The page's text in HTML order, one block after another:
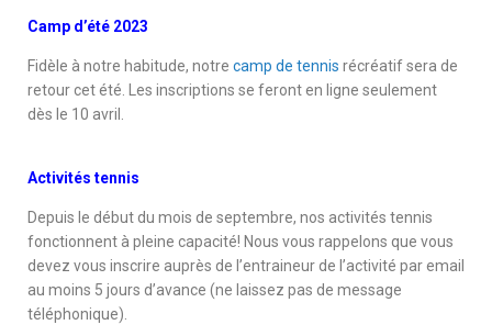
Camp d’été 2023
Fidèle à notre habitude, notre camp de tennis récréatif sera de
retour cet été. Les inscriptions se feront en ligne seulement
dès le 10 avril.
Activités tennis
Depuis le début du mois de septembre, nos activités tennis
fonctionnent à pleine capacité! Nous vous rappelons que vous
devez vous inscrire auprès de l’entraineur de l’activité par email
au moins 5 jours d’avance (ne laissez pas de message
téléphonique).